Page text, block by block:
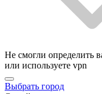
Не смогли определить
или используете vpn
Выбрать город